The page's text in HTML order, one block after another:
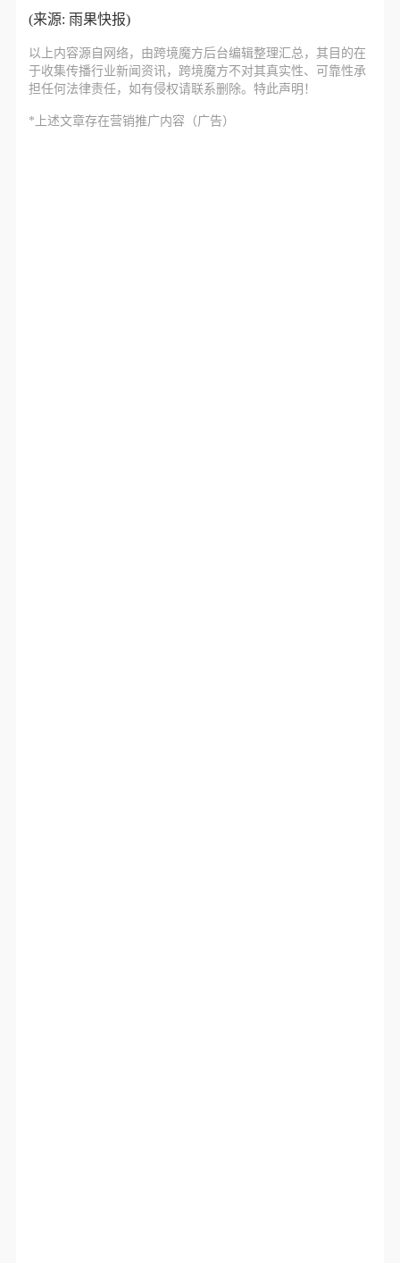
(来源: 雨果快报)
以上内容源自网络，由跨境魔方后台编辑整理汇总，其目的在
于收集传播行业新闻资讯，跨境魔方不对其真实性、可靠性承
担任何法律责任，如有侵权请联系删除。特此声明！
*上述文章存在营销推广内容（广告）